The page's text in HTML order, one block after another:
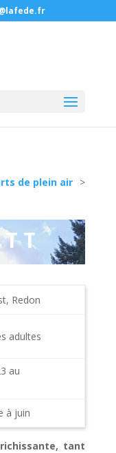
de plein air>
Redon
adultes
au
à juin
tant